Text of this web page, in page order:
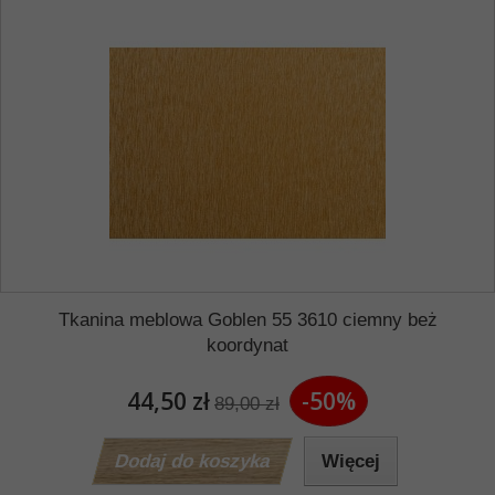
Tkanina meblowa Goblen 55 3610 ciemny beż
koordynat
44,50 zł 89,00 zł -50%
Dodaj do koszyka Więcej